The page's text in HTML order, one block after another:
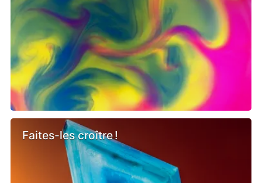
Faites-les croître !